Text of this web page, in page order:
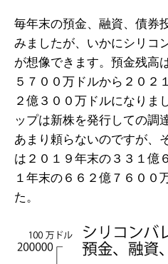
毎年末の預金、融資、債券
みましたが、いかにシリコ
が想像できます。預金残高
５７００万ドルから２０２
２億３００万ドルになりま
ップは新株を発行しての調
あまり頼らないのですが、
は２０１９年末の３３１億
１年末の６６２億７６００
た。